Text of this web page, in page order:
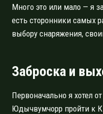
Много это или мало — я
есть сторонники самых
выбору снаряжения,
Заброска и
Первоначально я хотел
Юдычвумчорр пройти к